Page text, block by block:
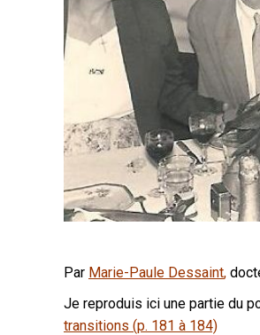
Par Marie-Paule Dessaint,
Je reproduis ici une partie du
transitions (p. 181 à 184)